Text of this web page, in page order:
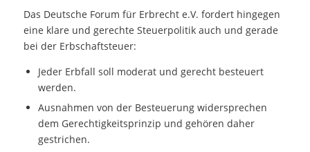
Das Deutsche Forum für Erbrecht e.V. fordert hingegen
eine klare und gerechte Steuerpolitik auch und gerade
bei der Erbschaftsteuer:
Jeder Erbfall soll moderat und gerecht besteuert
werden.
Ausnahmen von der Besteuerung widersprechen
dem Gerechtigkeitsprinzip und gehören daher
gestrichen.